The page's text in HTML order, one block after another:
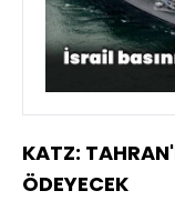
KATZ:
ÖDEYECEK